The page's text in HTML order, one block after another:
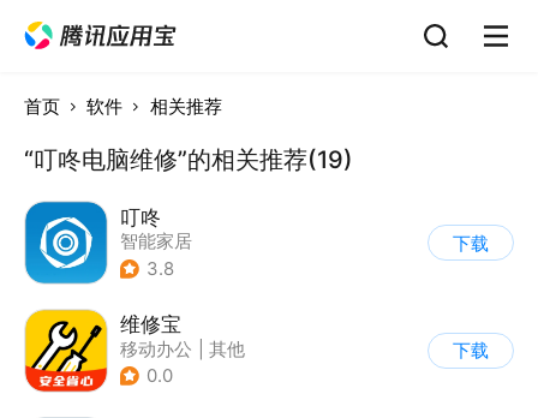
首页 软件 相关推荐
“叮咚电脑维修”的相关推荐(19)
叮咚
智能家居
3.8
下载
维修宝
移动办公
其他
0.0
下载